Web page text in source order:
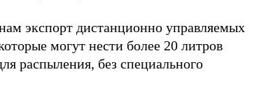
экспорт дистанционно управляемых
могут нести более 20 литров
распыления, без специального